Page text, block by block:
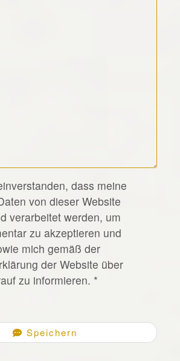
dass meine
von dieser Website
verarbeitet werden, um
zu akzeptieren und
mich gemäß der
der Website über
zu informieren. *
Speichern